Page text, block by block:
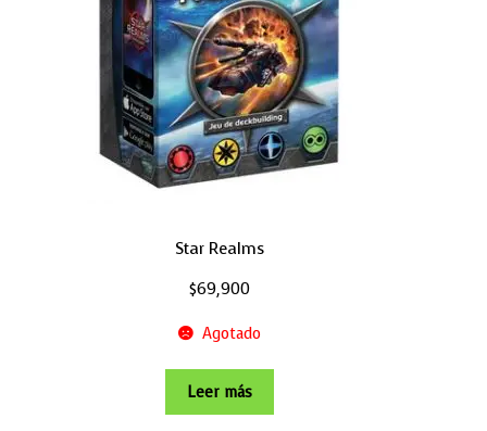
Star Realms
$69,900
Agotado
Leer más